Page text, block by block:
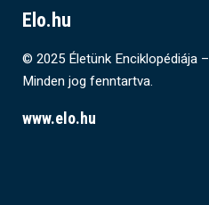
Elo.hu
© 2025 Életünk Enciklopédiája –
Minden jog fenntartva.
www.elo.hu